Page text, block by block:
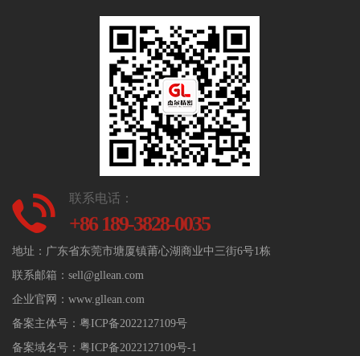
联系电话：
+86 189-3828-0035
地址：广东省东莞市塘厦镇莆心湖商业中三街6号1栋
联系邮箱：sell@gllean.com
企业官网：www.gllean.com
备案主体号： 粤ICP备2022127109号
备案域名号： 粤ICP备2022127109号-1